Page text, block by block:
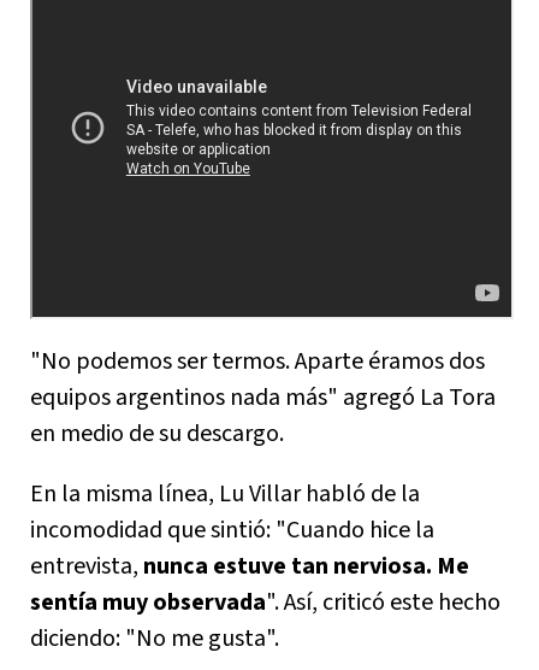
"No podemos ser termos. Aparte éramos dos
equipos argentinos nada más" agregó La Tora
en medio de su descargo.
En la misma línea, Lu Villar habló de la
incomodidad que sintió: "Cuando hice la
entrevista, nunca estuve tan nerviosa. Me
sentía muy observada". Así, criticó este hecho
diciendo: "No me gusta".